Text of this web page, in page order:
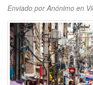
Enviado porAnónimo en